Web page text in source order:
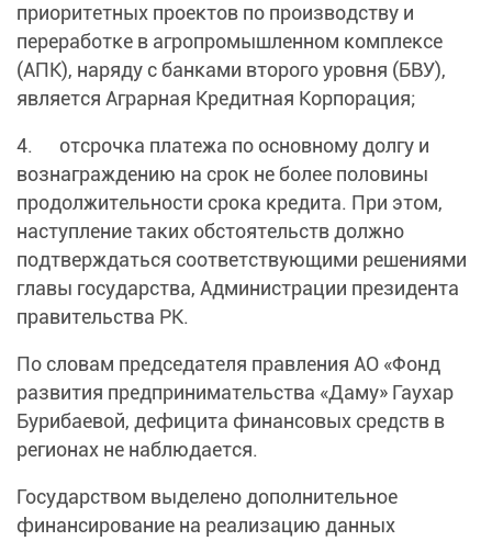
приоритетных проектов по производству и
переработке в агропромышленном комплексе
(АПК), наряду с банками второго уровня (БВУ),
является Аграрная Кредитная Корпорация;
4. отсрочка платежа по основному долгу и
вознаграждению на срок не более половины
продолжительности срока кредита. При этом,
наступление таких обстоятельств должно
подтверждаться соответствующими решениями
главы государства, Администрации президента
правительства РК.
По словам председателя правления АО «Фонд
развития предпринимательства «Даму» Гаухар
Бурибаевой, дефицита финансовых средств в
регионах не наблюдается.
Государством выделено дополнительное
финансирование на реализацию данных